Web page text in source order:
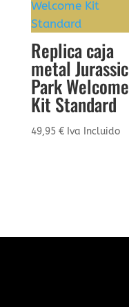
Replica caja
metal Jurassic
Park Welcome
Kit Standard
49,95 € Iva Incluido